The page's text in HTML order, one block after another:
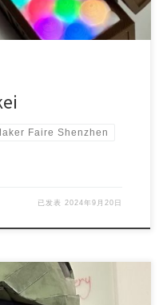
Faire Shenzhen
已发表2024年9月20日